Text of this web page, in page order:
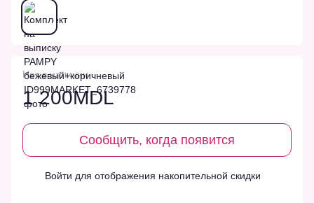
Нет в наличии
1 200MDL
Сообщить, когда появится
Войти для отображения накопительной скидки